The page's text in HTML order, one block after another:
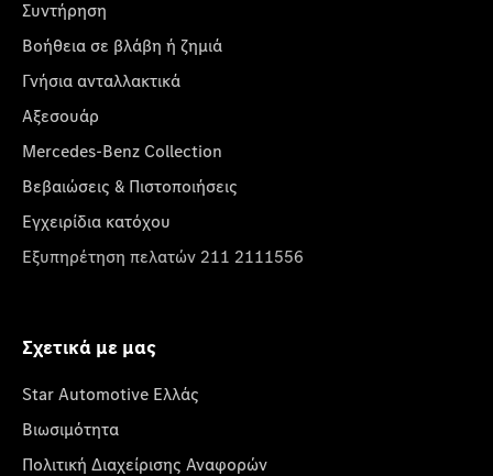
Συντήρηση
Βοήθεια σε βλάβη ή ζημιά
Γνήσια ανταλλακτικά
Αξεσουάρ
Mercedes-Benz Collection
Βεβαιώσεις & Πιστοποιήσεις
Εγχειρίδια κατόχου
Εξυπηρέτηση πελατών 211 2111556
Σχετικά με μας
Star Automotive Ελλάς
Βιωσιμότητα
Πολιτική Διαχείρισης Αναφορών